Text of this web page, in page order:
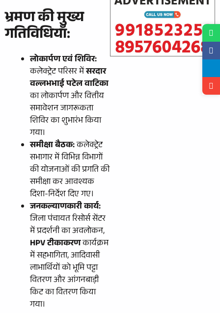
भ्रमण की मुख्य
गतिविधियाँ:
लोकार्पण एवं शिविर:
कलेक्ट्रेट परिसर मेंसरदार
वल्लभभाई पटेल वाटिका
का लोकार्पण और वित्तीय
समावेशन जागरूकता
शिविर का शुभारंभ किया
गया।
समीक्षा बैठक:कलेक्ट्रेट
सभागार में विभिन्न विभागों
की योजनाओं की प्रगति की
समीक्षा कर आवश्यक
दिशा-निर्देश दिए गए।
जनकल्याणकारी कार्य:
जिला पंचायत रिसोर्स सेंटर
में प्रदर्शनी का अवलोकन,
HPV टीकाकरणकार्यक्रम
में सहभागिता, आदिवासी
लाभार्थियों को भूमि पट्टा
वितरण और आंगनबाड़ी
किट का वितरण किया
गया।